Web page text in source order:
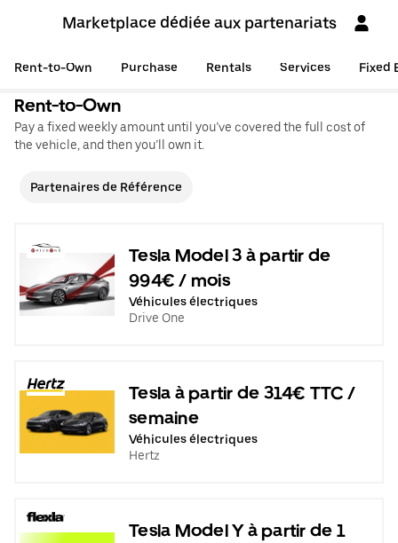
Marketplace dédiée aux partenariats
Rent-to-Own Purchase Rentals Services Fixed
Rent-to-Own
Pay a fixed weekly amount until you’ve covered the full cost of
the vehicle, and then you’ll own it.
Partenaires de Référence
Tesla Model 3 à partir de
994€ / mois
Véhicules électriques
Drive One
Tesla à partir de 314€ TTC /
semaine
Véhicules électriques
Hertz
Tesla Model Y à partir de 1